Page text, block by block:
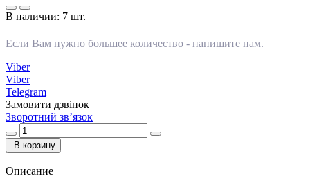
В наличии: 7 шт.
Если Вам нужно большее количество - напишите нам.
Viber
Viber
Telegram
Замовити дзвінок
Зворотний зв’язок
В корзину
Описание